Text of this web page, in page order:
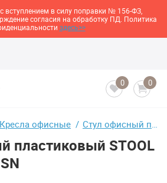
вступлением в силу поправки № 156-ФЗ,
согласия на обработку ПД. Политика
здесь>>
0 0
Кресла офисные Стул офисный пластиковый STOOL GROUP BLOK SN
пластиковый STOOL